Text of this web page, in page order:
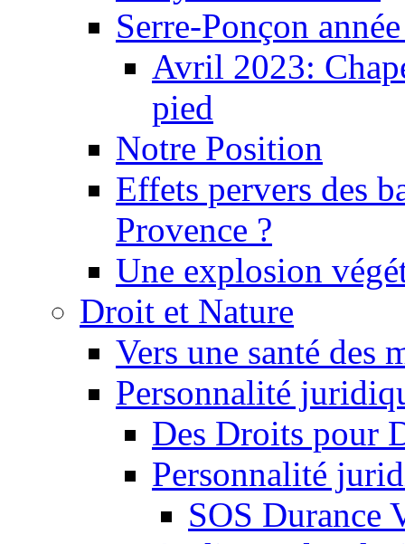
Serre-Ponçon
Avril 2023:
pied
Notre Position
Effets pervers des
Provence ?
Une explosion
Droit et Nature
Vers une santé des
Personnalité
Des Droits pour
Personnalité
SOS Durance